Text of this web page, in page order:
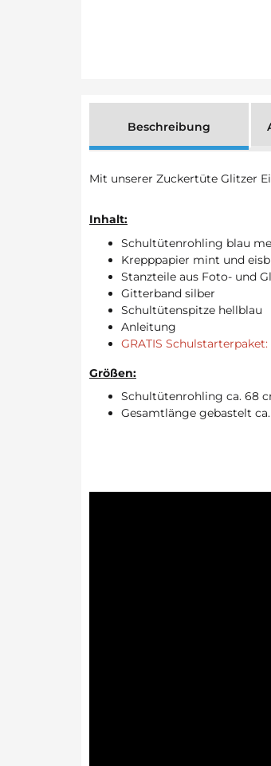
Beschreibung
Mit unserer Zuckertüte Glitzer
Inhalt:
Schultütenrohling blau
Krepppapier mint und
Stanzteile aus Foto- und
Gitterband silber
Schultütenspitze hellblau
Anleitung
GRATIS Schulstarterpaket:
Größen:
Schultütenrohling ca. 68
Gesamtlänge gebastelt